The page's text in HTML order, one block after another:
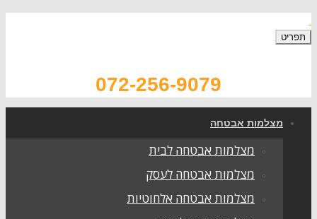
072-256-9079
אבטחה
מצלמות אבטחה לבית
מצלמות אבטחה לעסק
מצלמות אבטחה אלחוטיות